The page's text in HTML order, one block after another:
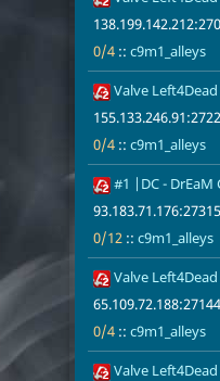
0/4 :: c9m1_alleys
Valve
0/4 :: c9m1_alleys
#1 |DC - DrEaM
93.183.71.176:27315
0/12 :: c9m1_alleys
Valve
65.109.72.188:27144
0/4 :: c9m1_alleys
Valve